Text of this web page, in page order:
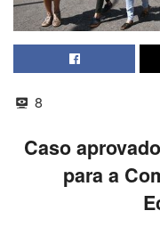
8
Caso
para a